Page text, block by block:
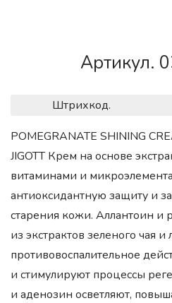
Артикул.
Штрихкод.
POMEGRANATE SHINING
JIGOTT Крем на основе
витаминами и
антиоксидантную защиту и
старения кожи. Аллантоин и
из экстрактов зеленого чая
противовоспалительное
и стимулируют процессы
и аденозин осветляют,